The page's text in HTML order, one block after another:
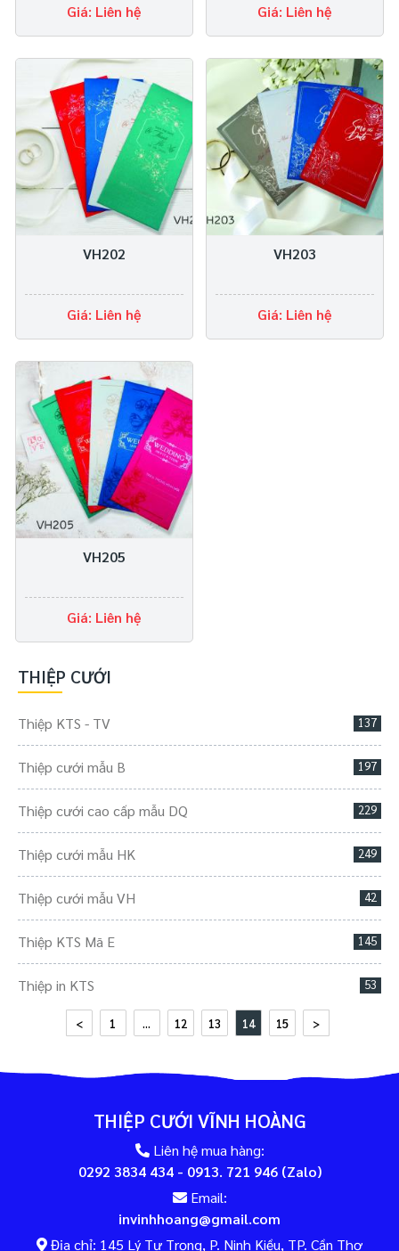
THIỆP CƯỚI
Thiệp KTS - TV 137
Thiệp cưới mẫu B 197
Thiệp cưới cao cấp mẫu DQ 229
Thiệp cưới mẫu HK 249
Thiệp cưới mẫu VH 42
Thiệp KTS Mã E 145
Thiệp in KTS 53
Giá: Liên hệ Giá: Liên hệ
VH202
Giá: Liên hệ
VH203
Giá: Liên hệ
VH205
Giá: Liên hệ
< 1 ... 12 13 14 15 >
THIỆP CƯỚI VĨNH HOÀNG
Liên hệ mua hàng:
0292 3834 434 - 0913. 721 946 (Zalo)
Email:
invinhhoang@gmail.com
Địa chỉ: 145 Lý Tự Trọng, P. Ninh Kiều, TP. Cần Thơ